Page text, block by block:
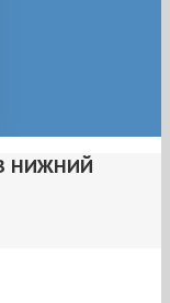
НИЖНИЙ